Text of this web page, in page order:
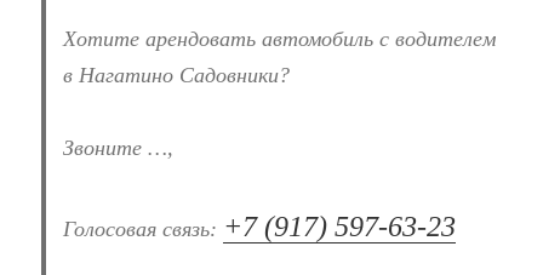
Хотите арендовать автомобиль с водителем
в Нагатино Садовники?
Звоните …,
Голосовая связь: +7 (917) 597-63-23